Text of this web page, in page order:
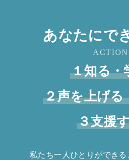
あなたにで
ACTION
１知る・
２声を上げる
３支援
私たち一人ひとりができる